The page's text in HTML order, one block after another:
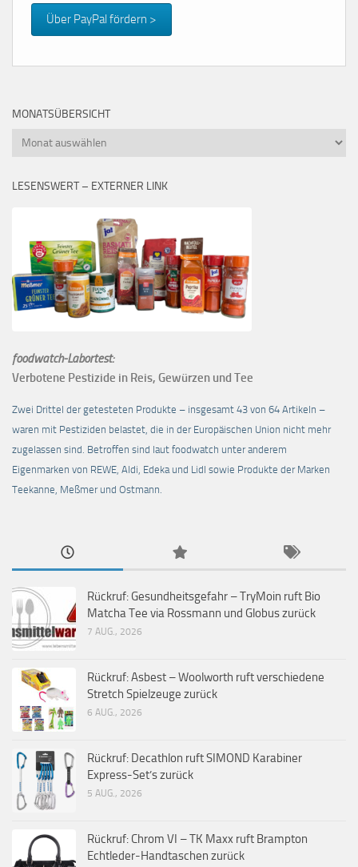
Über PayPal fördern >
MONATSÜBERSICHT
Monatsübersicht
LESENSWERT – EXTERNER LINK
foodwatch-Labortest:
Verbotene Pestizide in Reis, Gewürzen und Tee
Zwei Drittel der getesteten Produkte – insgesamt 43 von 64 Artikeln –
waren mit Pestiziden belastet, die in der Europäischen Union nicht mehr
zugelassen sind. Betroffen sind laut foodwatch unter anderem
Eigenmarken von REWE, Aldi, Edeka und Lidl sowie Produkte der Marken
Teekanne, Meßmer und Ostmann.
Rückruf: Gesundheitsgefahr – TryMoin ruft Bio
Matcha Tee via Rossmann und Globus zurück
7 AUG., 2026
Rückruf: Asbest – Woolworth ruft verschiedene
Stretch Spielzeuge zurück
6 AUG., 2026
Rückruf: Decathlon ruft SIMOND Karabiner
Express-Set’s zurück
5 AUG., 2026
Rückruf: Chrom VI – TK Maxx ruft Brampton
Echtleder-Handtaschen zurück